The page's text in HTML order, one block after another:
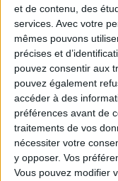
et de contenu, des
services. Avec votre
mêmes pouvons
précises et
pouvez consentir aux
pouvez également
accéder à des
préférences avant de
traitements de vos
nécessiter votre
y opposer. Vos
Vous pouvez modifier
IA génératives
Archivage
outils
Stratégie data
données
LES DERNIÈRES